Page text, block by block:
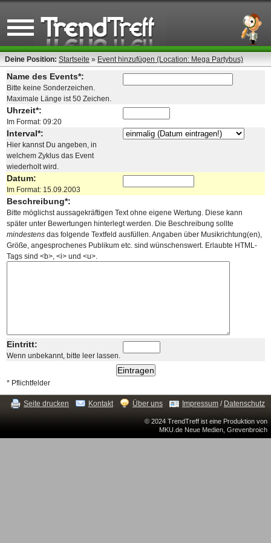
Deine Position: Startseite » Event hinzufügen (Location: Mega Partybus)
Name des Events*:
Bitte keine Sonderzeichen.
Maximale Länge ist 50 Zeichen.
Uhrzeit*:
Im Format: 09:20
Interval*:
Hier kannst Du angeben, in
welchem Zyklus das Event
wiederholt wird.
Datum:
Im Format: 15.09.2003
Beschreibung*:
Bitte möglichst aussagekräftigen Text ohne eigene Wertung. Diese kann
später unter Bewertungen hinterlegt werden. Die Beschreibung sollte
mindestens das folgende Textfeld ausfüllen. Angaben über Musikrichtung(en),
Größe, angesprochenes Publikum etc. sind wünschenswert. Erlaubte HTML-
Tags sind <b>, <i> und <u>.
Eintritt:
Wenn unbekannt, bitte leer lassen.
* Pflichtfelder
Seite drucken Kontakt Über uns Impressum / Datenschutz
© 2024 TrendTreff ist eine Produktion von
MKU.de Neue Medien, Grevenbroich